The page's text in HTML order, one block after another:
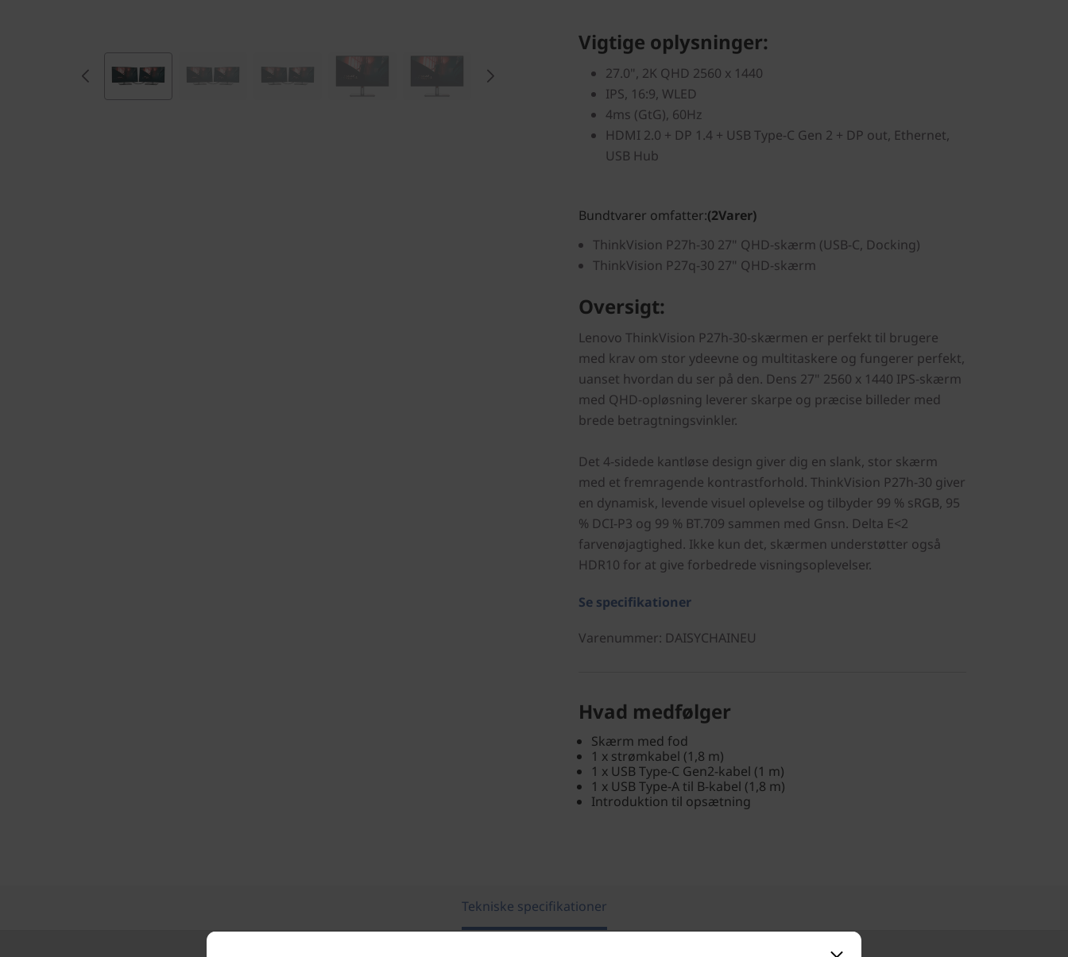
Vigtige oplysninger:
27.0", 2K QHD 2560 x 1440
IPS, 16:9, WLED
4ms (GtG), 60Hz
HDMI 2.0 + DP 1.4 + USB Type-C Gen 2 + DP out, Ethernet,
USB Hub
Bundtvarer omfatter:(2Varer)
ThinkVision P27h-30 27" QHD-skærm (USB-C, Docking)
ThinkVision P27q-30 27" QHD-skærm
Oversigt:
Lenovo ThinkVision P27h-30-skærmen er perfekt til brugere
med krav om stor ydeevne og multitaskere og fungerer perfekt,
uanset hvordan du ser på den. Dens 27" 2560 x 1440 IPS-skærm
med QHD-opløsning leverer skarpe og præcise billeder med
brede betragtningsvinkler.
Det 4-sidede kantløse design giver dig en slank, stor skærm
med et fremragende kontrastforhold. ThinkVision P27h-30 giver
en dynamisk, levende visuel oplevelse og tilbyder 99 % sRGB, 95
% DCI-P3 og 99 % BT.709 sammen med Gnsn. Delta E<2
farvenøjagtighed. Ikke kun det, skærmen understøtter også
HDR10 for at give forbedrede visningsoplevelser.
Se specifikationer
Varenummer: DAISYCHAINEU
Hvad medfølger
Skærm med fod
1 x strømkabel (1,8 m)
1 x USB Type-C Gen2-kabel (1 m)
1 x USB Type-A til B-kabel (1,8 m)
Introduktion til opsætning
Tekniske specifikationer